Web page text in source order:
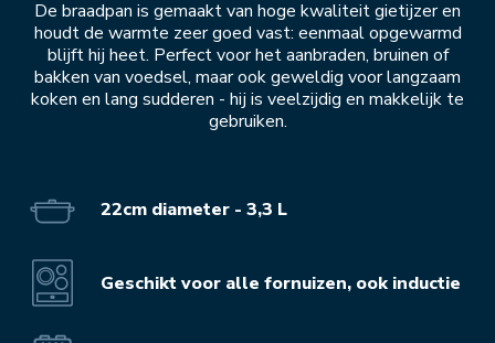
De braadpan is gemaakt van hoge kwaliteit gietijzer en
houdt de warmte zeer goed vast: eenmaal opgewarmd
blijft hij heet. Perfect voor het aanbraden, bruinen of
bakken van voedsel, maar ook geweldig voor langzaam
koken en lang sudderen - hij is veelzijdig en makkelijk te
gebruiken.
22cm diameter - 3,3 L
Geschikt voor alle fornuizen, ook inductie